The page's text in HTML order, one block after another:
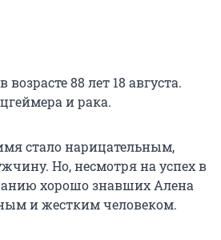
88 лет 18 августа.
и рака.
стало нарицательным,
Но, несмотря на успех в
хорошо знавших Алена
и жестким человеком.